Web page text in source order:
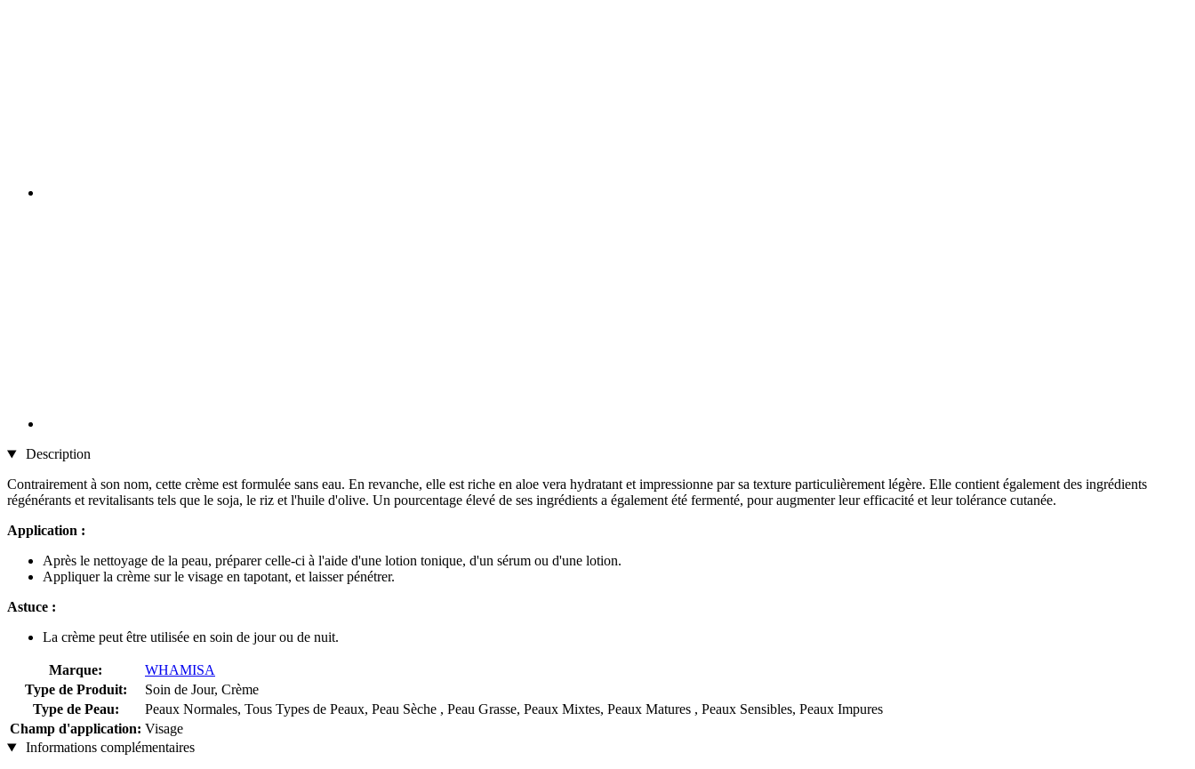
Description
Contrairement à son nom, cette crème est formulée sans eau. En revanche, elle est riche en aloe vera hydratant et impressionne par sa texture particulièrement légère. Elle contient également des ingrédients
régénérants et revitalisants tels que le soja, le riz et l'huile d'olive. Un pourcentage élevé de ses ingrédients a également été fermenté, pour augmenter leur efficacité et leur tolérance cutanée.
Application :
Après le nettoyage de la peau, préparer celle-ci à l'aide d'une lotion tonique, d'un sérum ou d'une lotion.
Appliquer la crème sur le visage en tapotant, et laisser pénétrer.
Astuce :
La crème peut être utilisée en soin de jour ou de nuit.
Marque:
WHAMISA
Type de Produit:
Soin de Jour, Crème
Type de Peau:
Peaux Normales, Tous Types de Peaux, Peau Sèche , Peau Grasse, Peaux Mixtes, Peaux Matures , Peaux Sensibles, Peaux Impures
Champ d'application: Visage
Informations complémentaires